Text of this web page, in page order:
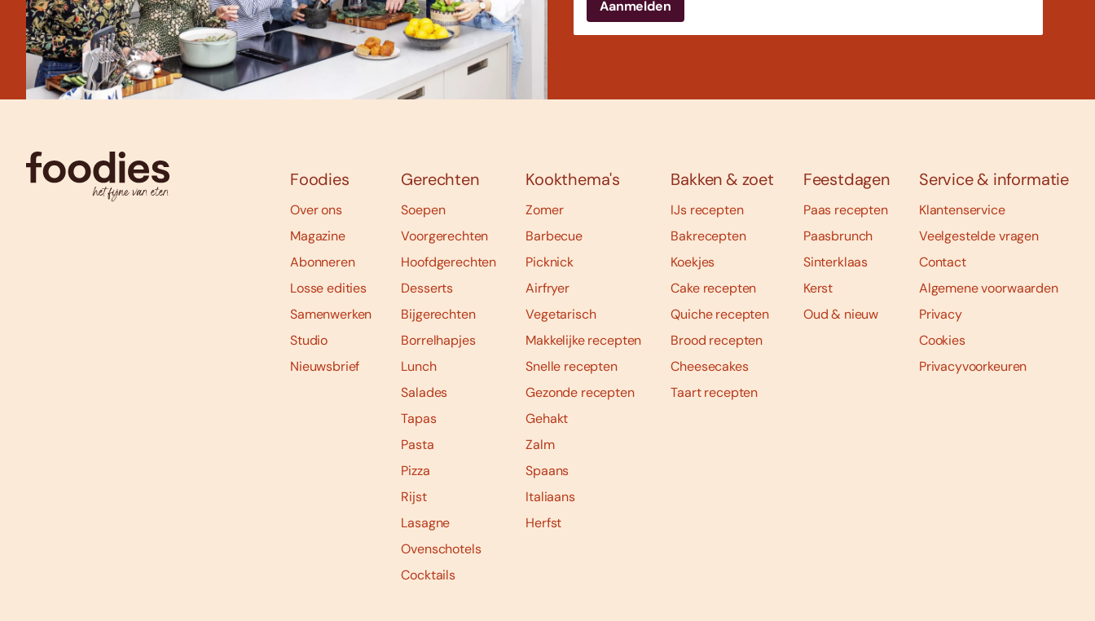
Foodies
Over ons
Magazine
Abonneren
Losse edities
Samenwerken
Studio
Nieuwsbrief
Gerechten
Soepen
Voorgerechten
Hoofdgerechten
Desserts
Bijgerechten
Borrelhapjes
Lunch
Salades
Tapas
Pasta
Pizza
Rijst
Lasagne
Ovenschotels
Cocktails
Kookthema's
Zomer
Barbecue
Picknick
Airfryer
Vegetarisch
Makkelijke recepten
Snelle recepten
Gezonde recepten
Gehakt
Zalm
Spaans
Italiaans
Herfst
Bakken & zoet
IJs recepten
Bakrecepten
Koekjes
Cake recepten
Quiche recepten
Brood recepten
Cheesecakes
Taart recepten
Feestdagen
Paas recepten
Paasbrunch
Sinterklaas
Kerst
Oud & nieuw
Service & informatie
Klantenservice
Veelgestelde vragen
Contact
Algemene voorwaarden
Privacy
Cookies
Privacyvoorkeuren